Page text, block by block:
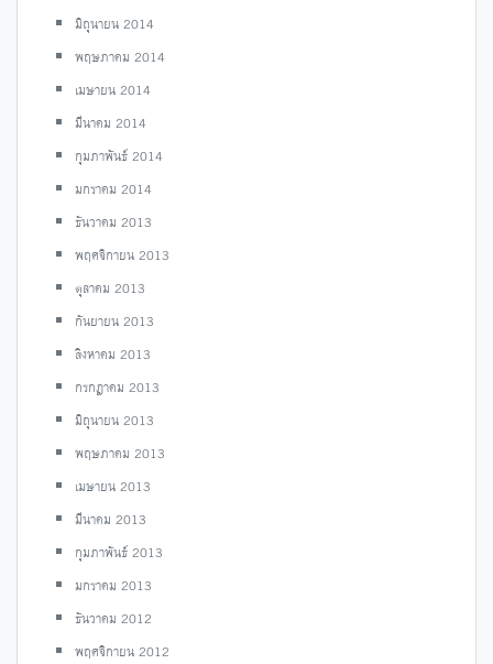
มิถุนายน 2014
พฤษภาคม 2014
เมษายน 2014
มีนาคม 2014
กุมภาพันธ์ 2014
มกราคม 2014
ธันวาคม 2013
พฤศจิกายน 2013
ตุลาคม 2013
กันยายน 2013
สิงหาคม 2013
กรกฎาคม 2013
มิถุนายน 2013
พฤษภาคม 2013
เมษายน 2013
มีนาคม 2013
กุมภาพันธ์ 2013
มกราคม 2013
ธันวาคม 2012
พฤศจิกายน 2012